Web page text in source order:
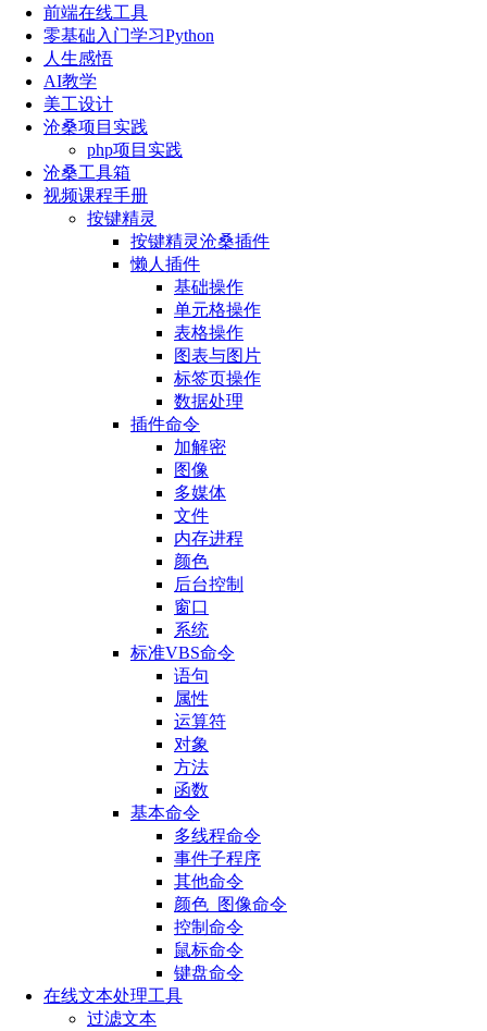
前端在线工具
零基础入门学习Python
人生感悟
AI教学
美工设计
沧桑项目实践
php项目实践
沧桑工具箱
视频课程手册
按键精灵
按键精灵沧桑插件
懒人插件
基础操作
单元格操作
表格操作
图表与图片
标签页操作
数据处理
插件命令
加解密
图像
多媒体
文件
内存进程
颜色
后台控制
窗口
系统
标准VBS命令
语句
属性
运算符
对象
方法
函数
基本命令
多线程命令
事件子程序
其他命令
颜色_图像命令
控制命令
鼠标命令
键盘命令
在线文本处理工具
过滤文本